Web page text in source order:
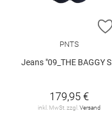
PNTS
Jeans "09_THE BAGGY SNOS"
179,95 €
inkl. MwSt. zzgl. Versand